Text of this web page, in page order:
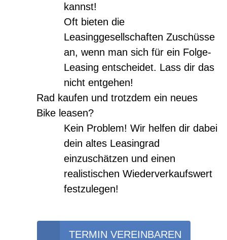
kannst!
Oft bieten die
Leasinggesellschaften Zuschüsse
an, wenn man sich für ein Folge-
Leasing entscheidet. Lass dir das
nicht entgehen!
Rad kaufen und trotzdem ein neues
Bike leasen?
Kein Problem! Wir helfen dir dabei
dein altes Leasingrad
einzuschätzen und einen
realistischen Wiederverkaufswert
festzulegen!
TERMIN VEREINBAREN